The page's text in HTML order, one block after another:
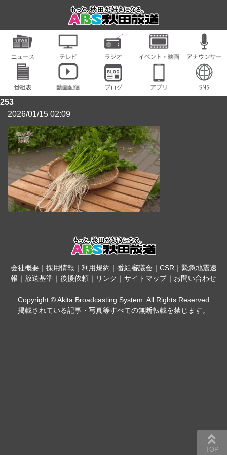
253
2026/01/15 02:09
会社概要｜ 採用情報 ｜ 利用規約 ｜ 番組審議会 ｜ CSR｜ 緊急地震速
報 ｜ 放送基準 ｜ 後援依頼 ｜ リンク ｜ サイトマップ｜ お問い合わせ
Copyright © Akita Broadcasting System. All Rights Reserved
掲載されている記事・写真等すべての無断転載を禁じます。